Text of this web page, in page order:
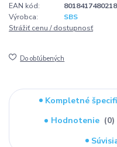
EAN kód:
8018417480218
Výrobca:
SBS
Strážiť cenu / dostupnosť
Do obľúbených
Kompletné
Hodnotenie
0